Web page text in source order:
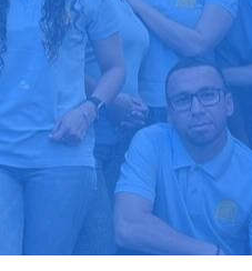
Pide tu
Llama hoy:
Más de 1000